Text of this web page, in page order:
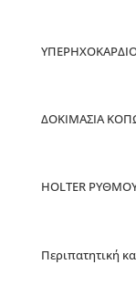
ΔΟΚΙΜΑΣΙΑ
HOLTER
Περιπατητική